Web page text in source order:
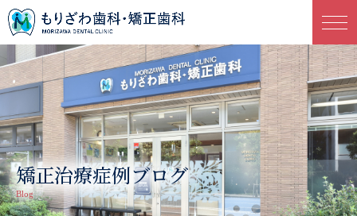
矯正治療症例ブログ
Blog